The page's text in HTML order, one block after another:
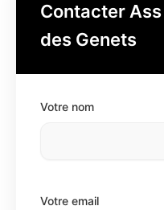
Contacter
des Genets
Votre nom
Votre email